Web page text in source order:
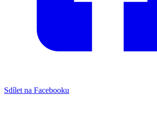
Sdílet na Facebooku